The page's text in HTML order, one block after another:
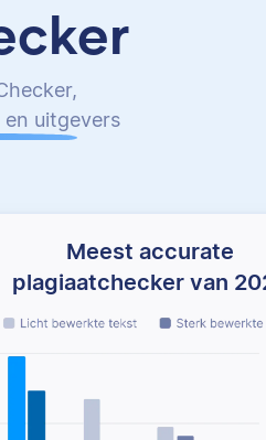
uitgevers
Meest accurate
plagiaatchecker van